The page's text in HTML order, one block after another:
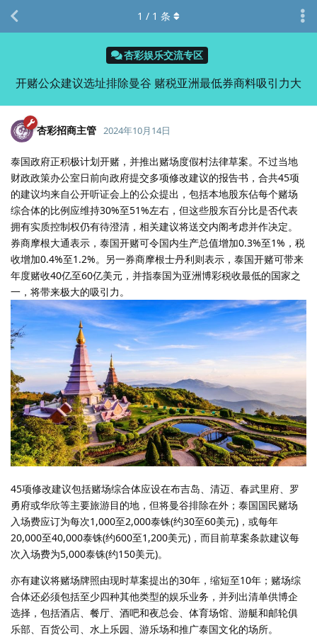
杏彩娱乐交流专区
开赌公众建议选址排除曼谷 赌税亚洲最低券商料吸引力大
1 / 1 条
杏彩招商主管 2024年10月14日
泰国政府正积极计划开赌，并推出赌场度假村法律草案。不过当地
财政政策办公室日前向政府提交多项修改建议的报告书，合共45项
的建议均来自公开听证会上的公众提出，包括本地股东佔每个赌场
综合体的比例应维持30%至51%左右，但这些股东百分比是否代表
拥有实质控制权仍有待澄清，相关建议将送交内阁考虑并作决定。
券商摩根大通表示，泰国开赌可令国内生产总值增加0.3%至1%，税
收增加0.4%至1.2%。另一券商摩根士丹利则表示，泰国开赌可带来
年度赌收40亿至60亿美元，并指泰国为亚洲博彩税收最低的国家之
一，将带来极大的吸引力。
45项修改建议包括赌场综合体应设在布吉岛、清迈、春武里府、罗
勇府或华欣等主要旅游目的地，但将曼谷排除在外；泰国国民赌场
入场费应订为每次1,000至2,000泰铢(约30至60美元)，或每年
20,000至40,000泰铢(约600至1,200美元)，而目前草案条款建议每
次入场费为5,000泰铢(约150美元)。
亦有建议将赌场牌照由现时草案提出的30年，缩短至10年；赌场综
合体还必须包括至少四种其他类型的娱乐业务，并列出清单供博企
选择，包括酒店、餐厅、酒吧和夜总会、体育场馆、游艇和邮轮俱
乐部、百货公司、水上乐园、游乐场和推广泰国文化的场所。